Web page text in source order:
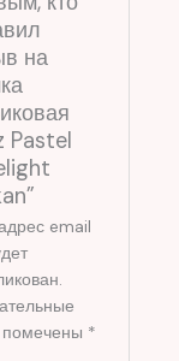
на
Pastel
email
*